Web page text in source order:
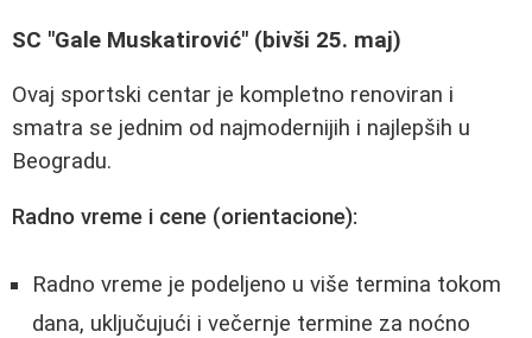
SC "Gale Muskatirović" (bivši 25. maj)
Ovaj sportski centar je kompletno renoviran i
smatra se jednim od najmodernijih i najlepših u
Beogradu.
Radno vreme i cene (orientacione):
Radno vreme je podeljeno u više termina tokom
dana, uključujući i večernje termine za noćno